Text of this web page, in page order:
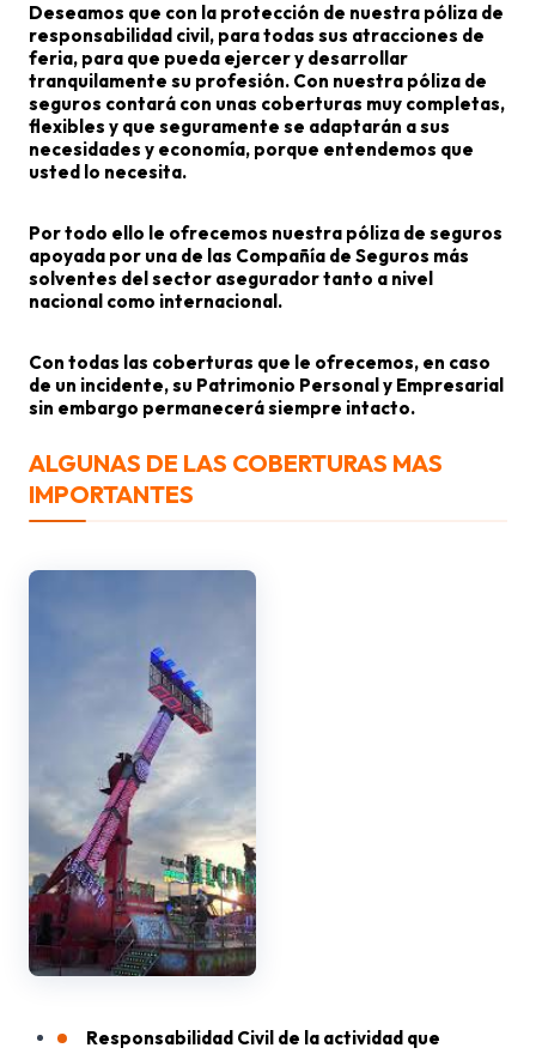
Deseamos que con la protección de nuestra póliza de
responsabilidad civil, para todas sus atracciones de
feria, para que pueda ejercer y desarrollar
tranquilamente su profesión. Con nuestra póliza de
seguros contará con unas coberturas muy completas,
flexibles y que seguramente se adaptarán a sus
necesidades y economía, porque entendemos que
usted lo necesita.
Por todo ello le ofrecemos nuestra póliza de seguros
apoyada por una de las Compañía de Seguros más
solventes del sector asegurador tanto a nivel
nacional como internacional.
Con todas las coberturas que le ofrecemos, en caso
de un incidente, su Patrimonio Personal y Empresarial
sin embargo permanecerá siempre intacto.
ALGUNAS DE LAS COBERTURAS MAS
IMPORTANTES
Responsabilidad Civil de la actividad que